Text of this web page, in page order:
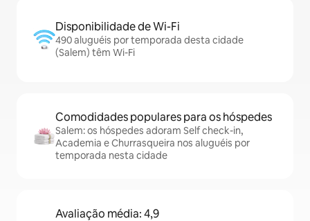
Disponibilidade de Wi-Fi
490 aluguéis por temporada desta cidade
(Salem) têm Wi-Fi
Comodidades populares para os hóspedes
Salem: os hóspedes adoram Self check-in,
Academia e Churrasqueira nos aluguéis por
temporada nesta cidade
Avaliação média: 4,9